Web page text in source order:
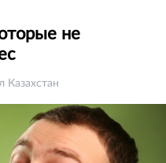
не
Казахстан